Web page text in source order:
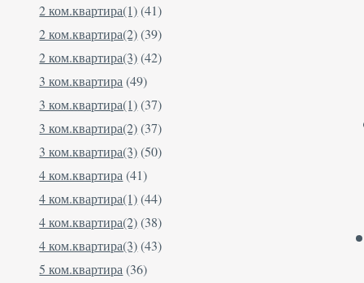
2 ком.квартира(1)(41)
2 ком.квартира(2)(39)
2 ком.квартира(3)(42)
3 ком.квартира (49)
3 ком.квартира(1)(37)
3 ком.квартира(2)(37)
3 ком.квартира(3)(50)
4 ком.квартира (41)
4 ком.квартира(1)(44)
4 ком.квартира(2)(38)
4 ком.квартира(3)(43)
5 ком.квартира (36)